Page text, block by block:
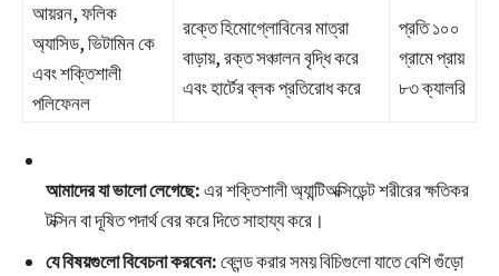
আয়রন, ফলিক
অ্যাসিড, ভিটামিন কে
এবং শক্তিশালী
পলিফেনল
রক্তে হিমোগ্লোবিনের মাত্রা
বাড়ায়, রক্ত সঞ্চালন বৃদ্ধি করে
এবং হার্টের ব্লক প্রতিরোধ করে
প্রতি ১০০
গ্রামে প্রায়
৮৩ ক্যালরি
আমাদের যা ভালো লেগেছে:এর শক্তিশালী অ্যান্টিঅক্সিডেন্ট শরীরের ক্ষতিকর
টক্সিন বা দূষিত পদার্থ বের করে দিতে সাহায্য করে।
যে বিষয়গুলো বিবেচনা করবেন:ব্লেন্ড করার সময় বিচিগুলো যাতে বেশি গুঁড়ো